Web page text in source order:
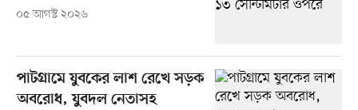
০৫ আগস্ট ২০২৬
পাটগ্রামে যুবকের লাশ রেখে সড়ক
অবরোধ, যুবদল নেতাসহ